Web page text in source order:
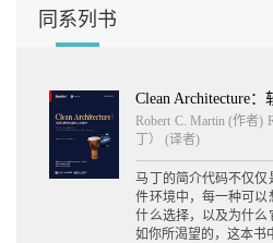
同系列书
Robert C. Martin (作者)
丁） (译者)
马丁的简介代码不仅
件环境中，每一种可以
什么选择，以及为什么
如你所渴望的，这本书